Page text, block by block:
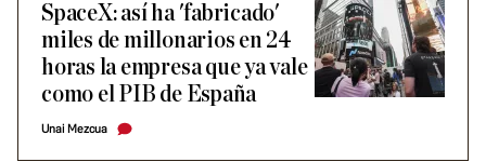
SpaceX: así ha 'fabricado'
miles de millonarios en 24
horas la empresa que ya vale
como el PIB de España
Unai Mezcua